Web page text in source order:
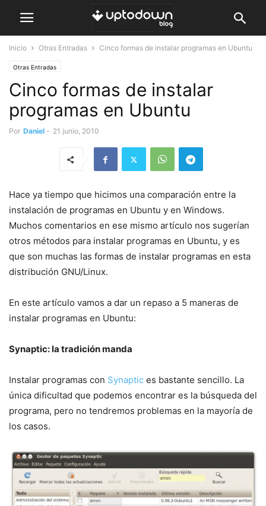
Inicio Otras Entradas Cinco formas de instalar programas en Ubuntu
Otras Entradas
Cinco formas de instalar
programas en Ubuntu
Por Daniel - 21 junio, 2010
Hace ya tiempo que hicimos una comparación entre la
instalación de programas en Ubuntu y en Windows.
Muchos comentarios en ese mismo artículo nos sugerían
otros métodos para instalar programas en Ubuntu, y es
que son muchas las formas de instalar programas en esta
distribución GNU/Linux.
En este artículo vamos a dar un repaso a 5 maneras de
instalar programas en Ubuntu:
Synaptic: la tradición manda
Instalar programas con Synaptic es bastante sencillo. La
única dificultad que podemos encontrar es la búsqueda del
programa, pero no tendremos problemas en la mayoría de
los casos.